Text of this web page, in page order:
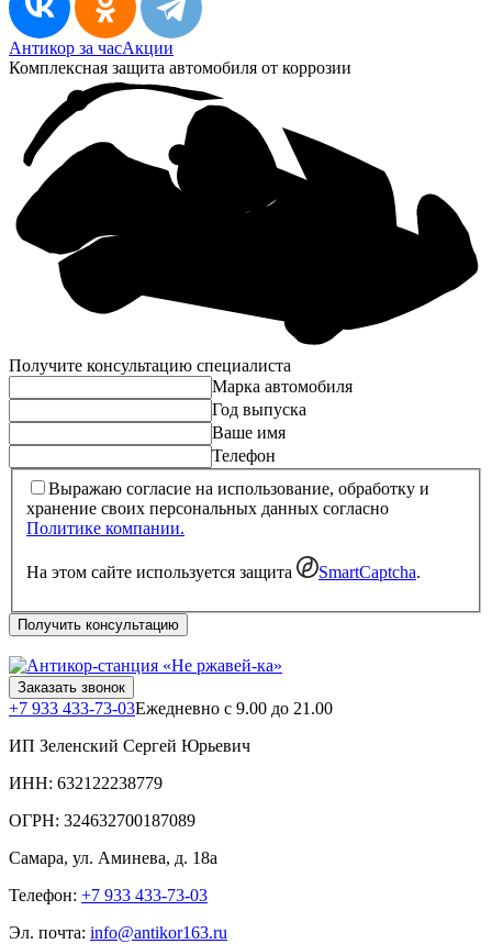
Антикор за часАкции
Комплексная защита автомобиля от коррозии
Получите консультацию специалиста
Марка автомобиля
Год выпуска
Ваше имя
Телефон
Выражаю согласие на использование, обработку и
хранение своих персональных данных согласно
Политике компании.
На этом сайте используется защита SmartCaptcha.
Получить консультацию
Заказать звонок
+7 933 433-73-03Ежедневно с 9.00 до 21.00
ИП Зеленский Сергей Юрьевич
ИНН: 632122238779
ОГРН: 324632700187089
Самара, ул. Аминева, д. 18а
Телефон: +7 933 433-73-03
Эл. почта: info@antikor163.ru